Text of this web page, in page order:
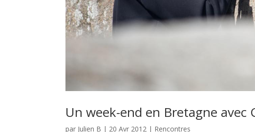
Un week-end en Bretagne avec
par Julien B | 20 Avr 2012 | Rencontres